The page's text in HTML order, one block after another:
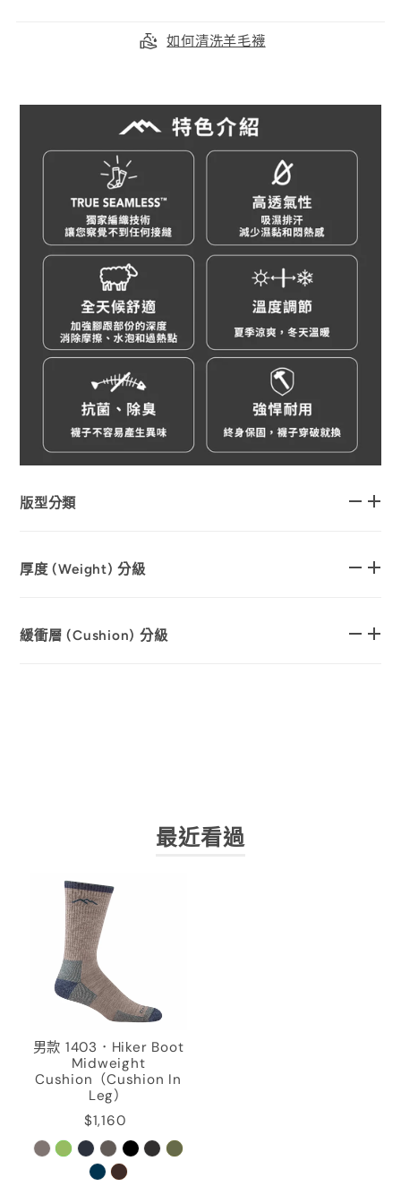
如何清洗羊毛襪
版型分類
厚度 (Weight) 分級
緩衝層 (Cushion) 分級
最近看過
男款 1403．Hiker Boot
Midweight
Cushion（Cushion In
Leg）
$1,160